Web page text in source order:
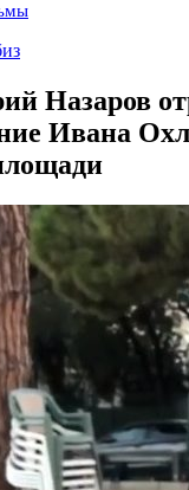
Назаров
Ивана